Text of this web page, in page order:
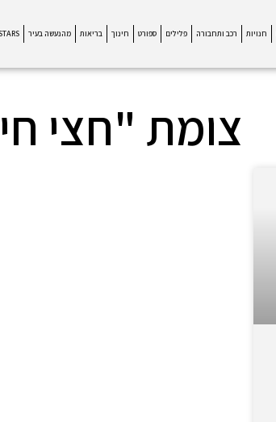
חנויות רכב ותחבורה פלילים ספורט חינוך בריאות מהנעשה בעיר
צומת "חצי